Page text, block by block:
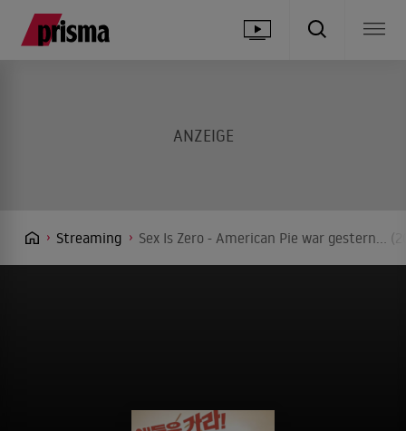
Streaming Sex Is Zero - American Pie war gestern...